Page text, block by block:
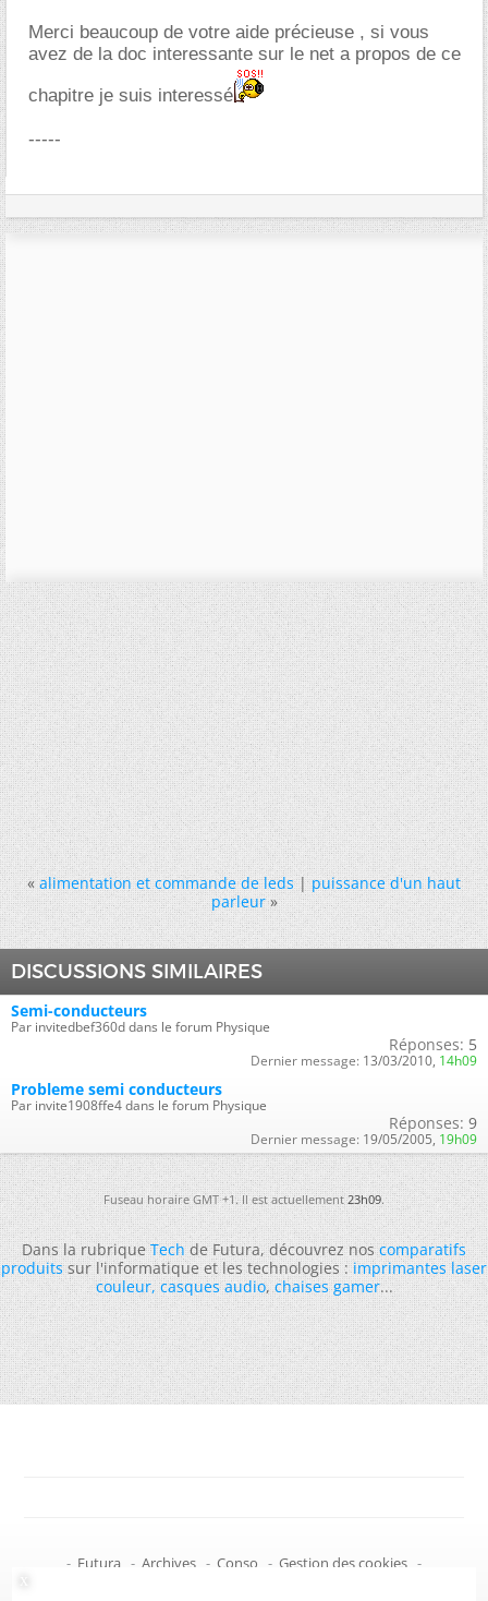
Merci beaucoup de votre aide précieuse , si vous
avez de la doc interessante sur le net a propos de ce
chapitre je suis interessé
-----
« alimentation et commande de leds|puissance d'un haut
parleur »
DISCUSSIONS SIMILAIRES
Semi-conducteurs
Par invitedbef360d dans le forum Physique
Réponses: 5
Dernier message: 13/03/2010, 14h09
Probleme semi conducteurs
Par invite1908ffe4 dans le forum Physique
Réponses: 9
Dernier message: 19/05/2005, 19h09
Fuseau horaire GMT +1. Il est actuellement23h09.
Dans la rubriqueTechde Futura, découvrez noscomparatifs
produitssur l'informatique et les technologies :imprimantes laser
couleur,casques audio,chaises gamer...
- Futura - Archives - Conso - Gestion des cookies -